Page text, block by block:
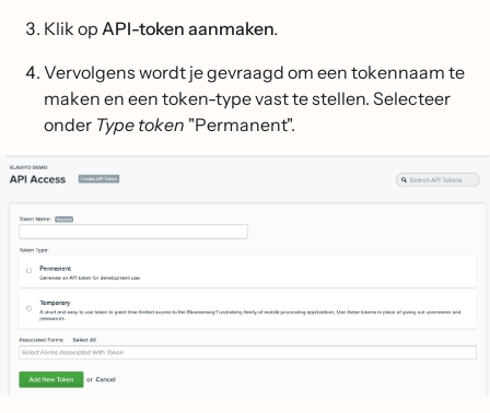
Klik op API-token aanmaken.
Vervolgens wordt je gevraagd om een tokennaam te
maken en een token-type vast te stellen. Selecteer
onder Type token "Permanent".